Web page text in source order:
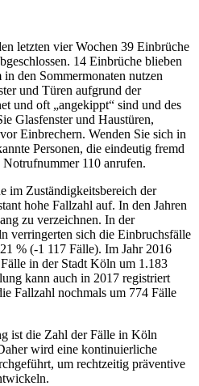
letzten vier Wochen 39 Einbrüche
14 Einbrüche blieben
den Sommermonaten nutzen
und Türen aufgrund der
und oft „angekippt“ sind und des
Glasfenster und Haustüren,
Einbrechern. Wenden Sie sich in
Personen, die eindeutig fremd
110 anrufen.
im Zuständigkeitsbereich der
hohe Fallzahl auf. In den Jahren
zu verzeichnen. In der
verringerten sich die Einbruchsfälle
% (-1 117 Fälle). Im Jahr 2016
in der Stadt Köln um 1.183
kann auch in 2017 registriert
Fallzahl nochmals um 774 Fälle
ist die Zahl der Fälle in Köln
wird eine kontinuierliche
um rechtzeitig präventive